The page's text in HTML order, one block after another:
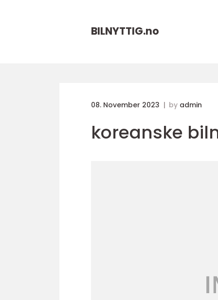
BILNYTTIG.no
08. November 2023 by admin
koreanske